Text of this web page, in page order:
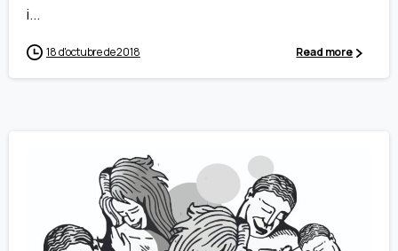
i...
18 d'octubre de 2018 Read more